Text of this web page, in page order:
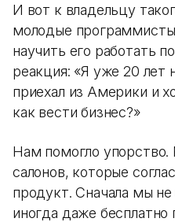
И вот к владельцу
молодые программисты
научить его работать
реакция: «Я уже 20 лет
приехал из Америки и
как вести бизнес?»
Нам помогло
салонов, которые
продукт. Сначала мы не
иногда даже бесплатно